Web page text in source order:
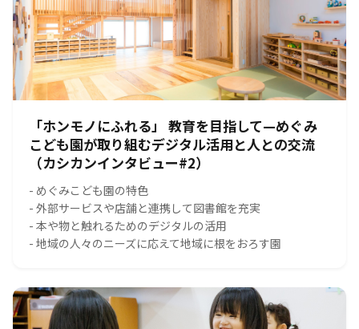
「ホンモノにふれる」 教育を目指して—めぐみ
こども園が取り組むデジタル活用と人との交流
（カシカンインタビュー#2）
- めぐみこども園の特色
- 外部サービスや店舗と連携して図書館を充実
- 本や物と触れるためのデジタルの活用
- 地域の人々のニーズに応えて地域に根をおろす園